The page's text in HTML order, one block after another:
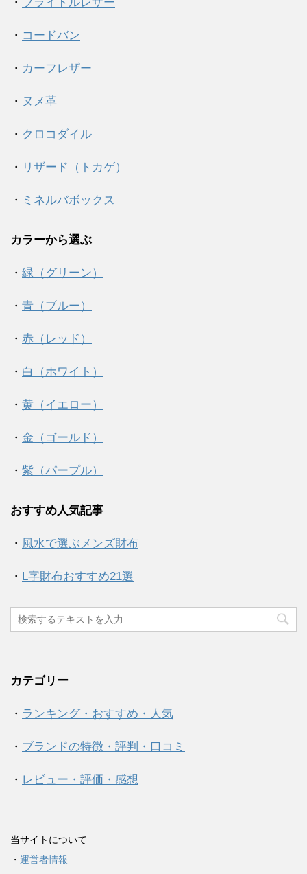
・ コードバン
・ カーフレザー
・ ヌメ革
・ クロコダイル
・ リザード（トカゲ）
・ ミネルバボックス
カラーから選ぶ
・ 緑（グリーン）
・ 青（ブルー）
・ 赤（レッド）
・ 白（ホワイト）
・ 黄（イエロー）
・ 金（ゴールド）
・ 紫（パープル）
おすすめ人気記事
・ 風水で選ぶメンズ財布
・ L字財布おすすめ21選
カテゴリー
・ ランキング・おすすめ・人気
・ ブランドの特徴・評判・口コミ
・ レビュー・評価・感想
当サイトについて
・ 運営者情報